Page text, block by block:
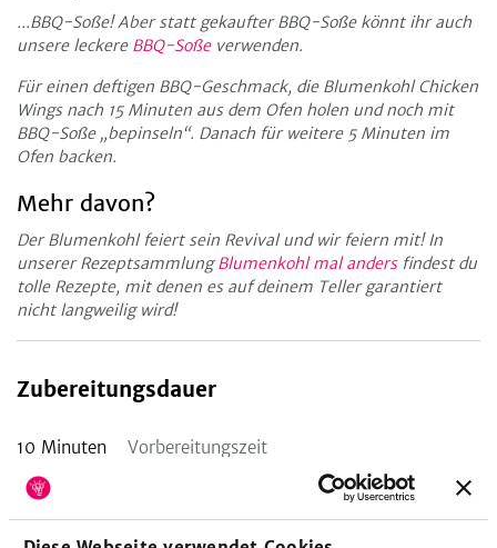
...BBQ-Soße! Aber statt gekaufter BBQ-Soße könnt ihr auch
unsere leckere BBQ-Soßeverwenden.
Für einen deftigen BBQ-Geschmack, die Blumenkohl Chicken
Wings nach 15 Minuten aus dem Ofen holen und noch mit
BBQ-Soße „bepinseln“. Danach für weitere 5 Minuten im
Ofen backen.
Mehr davon?
Der Blumenkohl feiert sein Revival und wir feiern mit! In
unserer RezeptsammlungBlumenkohl mal andersfindest du
tolle Rezepte, mit denen es auf deinem Teller garantiert
nicht langweilig wird!
Zubereitungsdauer
10 Minuten
Vorbereitungszeit
20 Minuten